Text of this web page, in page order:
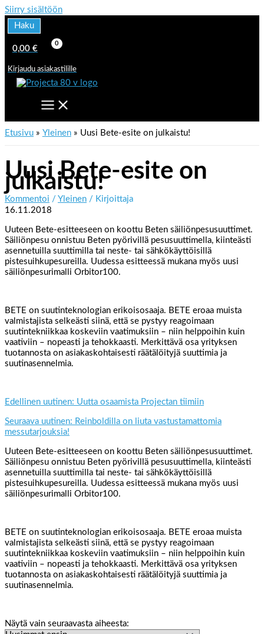
Siirry sisältöön
Haku
0,00 €
Kirjaudu asiakastilille
Etusivu Yleinen Uusi Bete-esite on julkaistu!
Uusi Bete-esite on
julkaistu!
Kommentoi / Yleinen / Kirjoittaja
16.11.2018
Uuteen Bete-esitteeseen on koottu Beten säiliönpesusuuttimet.
Säiliönpesu onnistuu Beten pyörivillä pesusuuttimella, kiinteästi
asennetuilla suuttimilla tai neste- tai sähkökäyttöisillä
pistesuihkupesureilla. Uudessa esitteessä mukana myös uusi
säiliönpesurimalli Orbitor100.
BETE on suutinteknologian erikoisosaaja. BETE eroaa muista
valmistajista selkeästi siinä, että se pystyy reagoimaan
suutintekniikkaa koskeviin vaatimuksiin – niin helppoihin kuin
vaativiin – nopeasti ja tehokkaasti. Merkittävä osa yrityksen
tuotannosta on asiakaskohtaisesti räätälöityjä suuttimia ja
suutinasennelmia.
Edellinen uutinen: Uutta osaamista Projectan tiimiin
Seuraava uutinen: Reinboldilla on liuta vastustamattomia
messutarjouksia!
Uuteen Bete-esitteeseen on koottu Beten säiliönpesusuuttimet.
Säiliönpesu onnistuu Beten pyörivillä pesusuuttimella, kiinteästi
asennetuilla suuttimilla tai neste- tai sähkökäyttöisillä
pistesuihkupesureilla. Uudessa esitteessä mukana myös uusi
säiliönpesurimalli Orbitor100.
BETE on suutinteknologian erikoisosaaja. BETE eroaa muista
valmistajista selkeästi siinä, että se pystyy reagoimaan
suutintekniikkaa koskeviin vaatimuksiin – niin helppoihin kuin
vaativiin – nopeasti ja tehokkaasti. Merkittävä osa yrityksen
tuotannosta on asiakaskohtaisesti räätälöityjä suuttimia ja
suutinasennelmia.
Näytä vain seuraavasta aiheesta: